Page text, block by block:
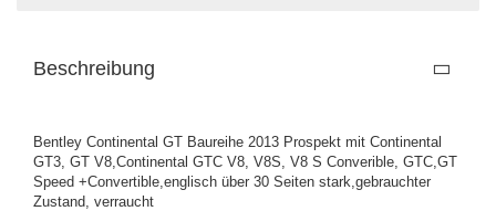
Beschreibung
Bentley Continental GT Baureihe 2013 Prospekt mit Continental
GT3, GT V8,Continental GTC V8, V8S, V8 S Converible, GTC,GT
Speed +Convertible,englisch über 30 Seiten stark,gebrauchter
Zustand, verraucht